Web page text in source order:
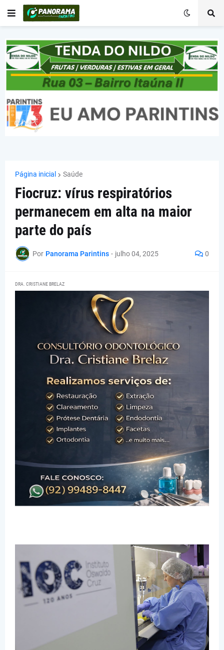
Página inicial Saúde
Fiocruz: vírus respiratórios
permanecem em alta na maior
parte do país
Por Panorama Parintins - julho 04, 2025 0
DRA. CRISTIANE BRELAZ